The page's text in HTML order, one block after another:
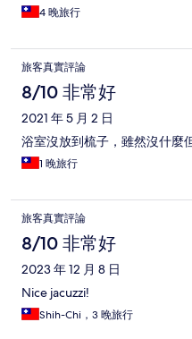
4 晚旅行
旅客真實評論
8/10 非常好
2021 年 5 月 2 日
浴室沒放到梳子，雖然沒什麼
1 晚旅行
旅客真實評論
8/10 非常好
2023 年 12 月 8 日
Nice jacuzzi!
Shih-Chi，3 晚旅行